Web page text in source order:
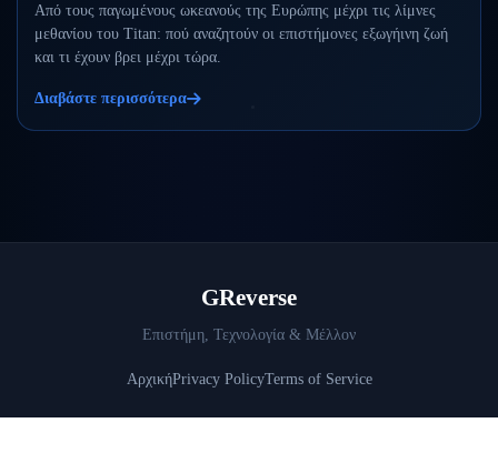
Από τους παγωμένους ωκεανούς της Ευρώπης μέχρι τις λίμνες
μεθανίου του Titan: πού αναζητούν οι επιστήμονες εξωγήινη ζωή
και τι έχουν βρει μέχρι τώρα.
Διαβάστε περισσότερα
GReverse
Επιστήμη, Τεχνολογία & Μέλλον
ΑρχικήPrivacy PolicyTerms of Service